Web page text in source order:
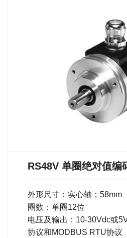
RS48V 单圈绝对值编
外形尺寸：实心轴；58mm
圈数：单圈12位
电压及输出：10-30Vdc或
协议和MODBUS RTU协议